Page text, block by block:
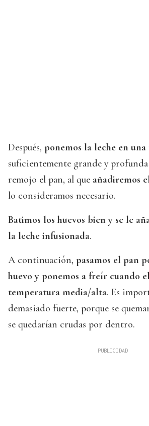
Después, ponemos la leche en una
suficientemente grande y
remojo el pan, al que añadiremos
lo consideramos necesario.
Batimos los huevos bien y se le
la leche infusionada.
A continuación, pasamos el pan
huevo y ponemos a freír cuando
temperatura media/alta. Es
demasiado fuerte, porque se
se quedarían crudas por dentro.